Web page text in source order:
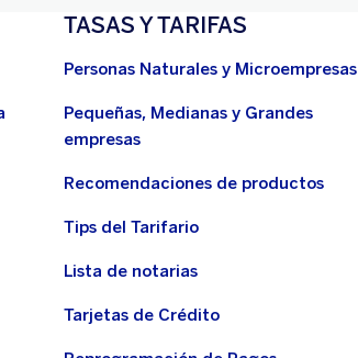
TASAS Y TARIFAS
Personas Naturales y Microempresas
Pequeñas, Medianas y Grandes
empresas
Recomendaciones de productos
Tips del Tarifario
Lista de notarias
Tarjetas de Crédito